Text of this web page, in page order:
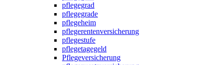
pflegegrad
pflegegrade
pflegeheim
pflegerentenversicherung
pflegestufe
pflegetagegeld
Pflegeversicherung